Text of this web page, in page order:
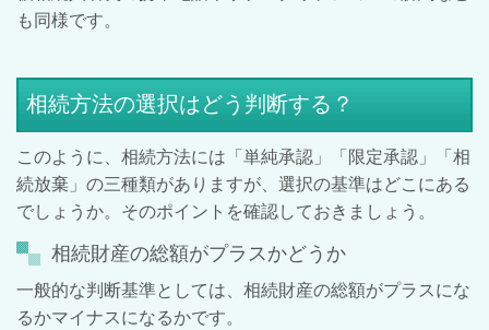
も同様です。
相続方法の選択はどう判断する？
このように、相続方法には「単純承認」「限定承認」「相
続放棄」の三種類がありますが、選択の基準はどこにある
でしょうか。そのポイントを確認しておきましょう。
相続財産の総額がプラスかどうか
一般的な判断基準としては、相続財産の総額がプラスにな
るかマイナスになるかです。